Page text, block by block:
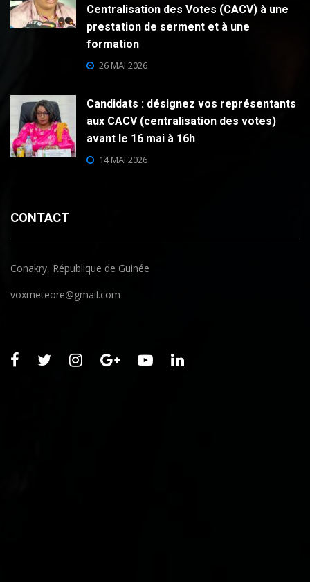
Centralisation des Votes (CACV) à une
prestation de serment et à une
formation
26 MAI 2026
Candidats : désignez vos représentants
aux CACV (centralisation des votes)
avant le 16 mai à 16h
14 MAI 2026
CONTACT
Conakry, République de Guinée
voxmeteore@gmail.com